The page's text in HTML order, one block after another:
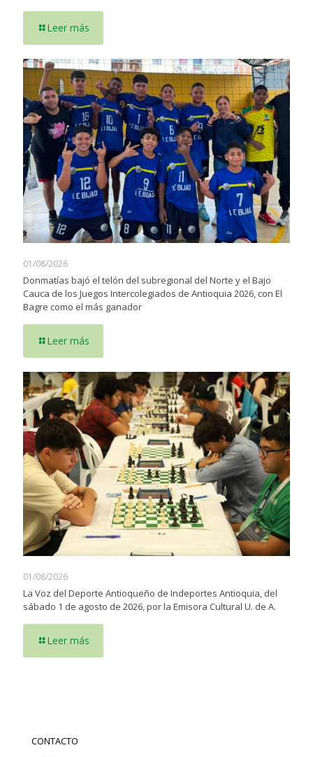
Leer más
01/08/2026
Donmatías bajó el telón del subregional del Norte y el Bajo
Cauca de los Juegos Intercolegiados de Antioquia 2026, con El
Bagre como el más ganador
Leer más
01/08/2026
La Voz del Deporte Antioqueño de Indeportes Antioquia, del
sábado 1 de agosto de 2026, por la Emisora Cultural U. de A.
Leer más
CONTACTO